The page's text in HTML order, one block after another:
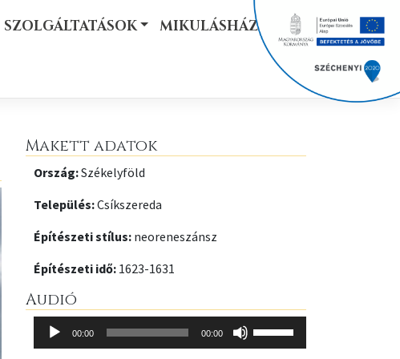
SZOLGÁLTATÁSOK MIKULÁSHÁZ
Makett adatok
Ország:Székelyföld
Település:Csíkszereda
Építészeti stílus: neoreneszánsz
Építészeti idő: 1623-1631
Audió
Audió
lejátszó
00:00 00:00